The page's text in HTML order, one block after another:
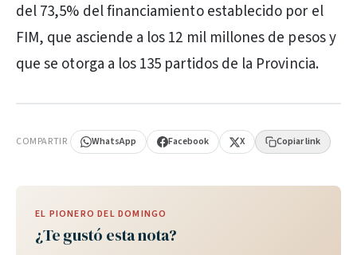
del 73,5% del financiamiento establecido por el
FIM, que asciende a los 12 mil millones de pesos y
que se otorga a los 135 partidos de la Provincia.
COMPARTIR WhatsApp Facebook X Copiar link
EL PIONERO DEL DOMINGO
¿Te gustó esta nota?